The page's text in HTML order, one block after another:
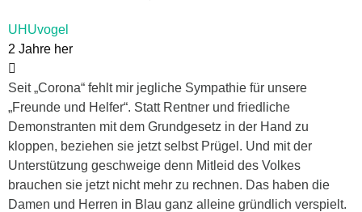
UHUvogel
2 Jahre her
Seit „Corona“ fehlt mir jegliche Sympathie für unsere
„Freunde und Helfer“. Statt Rentner und friedliche
Demonstranten mit dem Grundgesetz in der Hand zu
kloppen, beziehen sie jetzt selbst Prügel. Und mit der
Unterstützung geschweige denn Mitleid des Volkes
brauchen sie jetzt nicht mehr zu rechnen. Das haben die
Damen und Herren in Blau ganz alleine gründlich verspielt.